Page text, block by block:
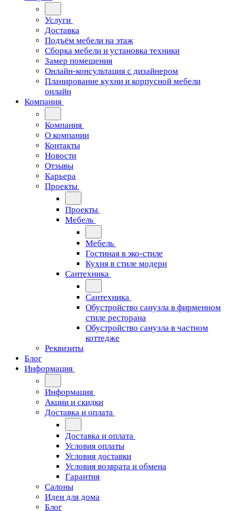
Услуги
Доставка
Подъём мебели на этаж
Сборка мебели и установка техники
Замер помещения
Онлайн-консультация с дизайнером
Планирование кухни и корпусной мебели
онлайн
Компания
Компания
О компании
Контакты
Новости
Отзывы
Карьера
Проекты
Проекты
Мебель
Мебель
Гостиная в эко-стиле
Кухня в стиле модерн
Сантехника
Сантехника
Обустройство санузла в фирменном
стиле ресторана
Обустройство санузла в частном
коттедже
Реквизиты
Блог
Информация
Информация
Акции и скидки
Доставка и оплата
Доставка и оплата
Условия оплаты
Условия доставки
Условия возврата и обмена
Гарантия
Салоны
Идеи для дома
Блог